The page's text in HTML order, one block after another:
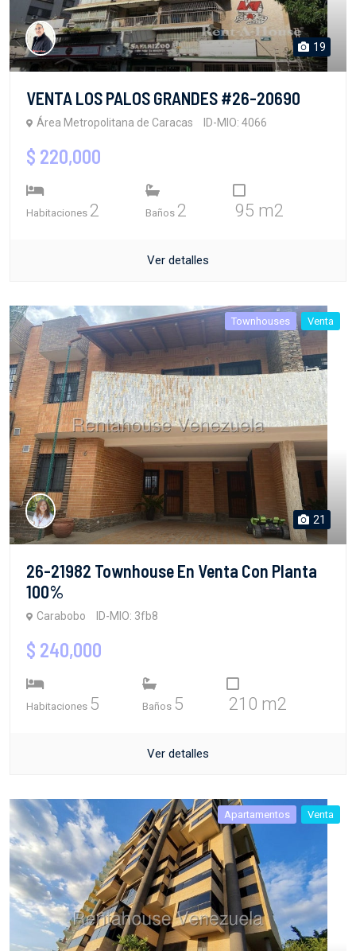
19
VENTA LOS PALOS GRANDES #26-20690
Área Metropolitana de Caracas ID-MIO: 4066
$ 220,000
Habitaciones 2 Baños 2 95 m2
Ver detalles
Townhouses Venta
21
26-21982 Townhouse En Venta Con Planta
100%
Carabobo ID-MIO: 3fb8
$ 240,000
Habitaciones 5 Baños 5 210 m2
Ver detalles
Apartamentos Venta